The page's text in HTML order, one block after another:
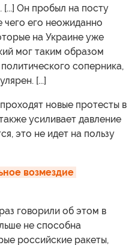
Он пробыл на посту
чего его неожиданно
на Украине уже
мог таким образом
соперника,
[...]
новые протесты в
усиливает давление
это не идет на пользу
возмездие
говорили об этом в
не способна
российские ракеты,